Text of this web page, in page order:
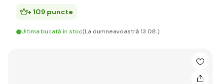
+ 109 puncte
Ultima bucată în stoc(La dumneavoastră 13.08.)